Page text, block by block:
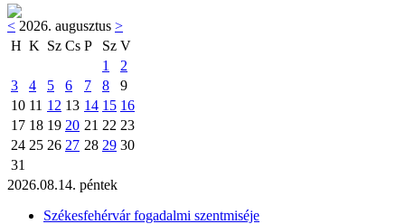
< 2026. augusztus >
H K Sz Cs P Sz V
1
2
3
4 5 6 7 8
9
10 11 12 13 14 15 16
17 18 19 20 21 22 23
24 25 26 27 28 29 30
31
2026.08.14. péntek
Székesfehérvár fogadalmi szentmiséje